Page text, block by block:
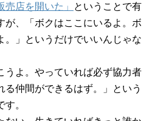
売店を開いた」
ということで有
が、「ボクはここにいるよ。ボ
。」というだけでいいんじゃな
うよ。やっていれば必ず協力者
る仲間ができるはず。」という
。